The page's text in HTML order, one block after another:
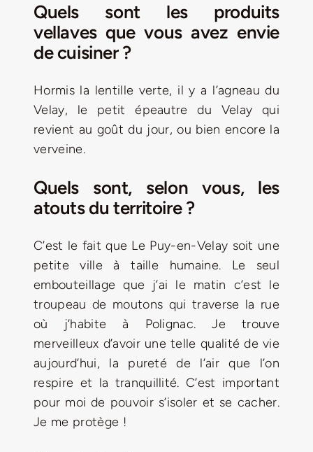
Quels sont les produits
vellaves que vous avez envie
de cuisiner ?
Hormis la lentille verte, il y a l’agneau du
Velay, le petit épeautre du Velay qui
revient au goût du jour, ou bien encore la
verveine.
Quels sont, selon vous, les
atouts du territoire ?
C’est le fait que Le Puy-en-Velay soit une
petite ville à taille humaine. Le seul
embouteillage que j’ai le matin c’est le
troupeau de moutons qui traverse la rue
où j’habite à Polignac. Je trouve
merveilleux d’avoir une telle qualité de vie
aujourd’hui, la pureté de l’air que l’on
respire et la tranquillité. C’est important
pour moi de pouvoir s’isoler et se cacher.
Je me protège !